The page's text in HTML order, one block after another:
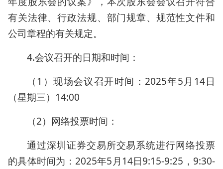
有关法律、行政法规、部门规章、规范性文件和
公司章程的有关规定。
4.会议召开的日期和时间：
（1）现场会议召开时间：2025年5月14日
（星期三）14:00
（2）网络投票时间：
通过深圳证券交易所交易系统进行网络投票
的具体时间为：2025年5月14日9:15-9:25，9:30-